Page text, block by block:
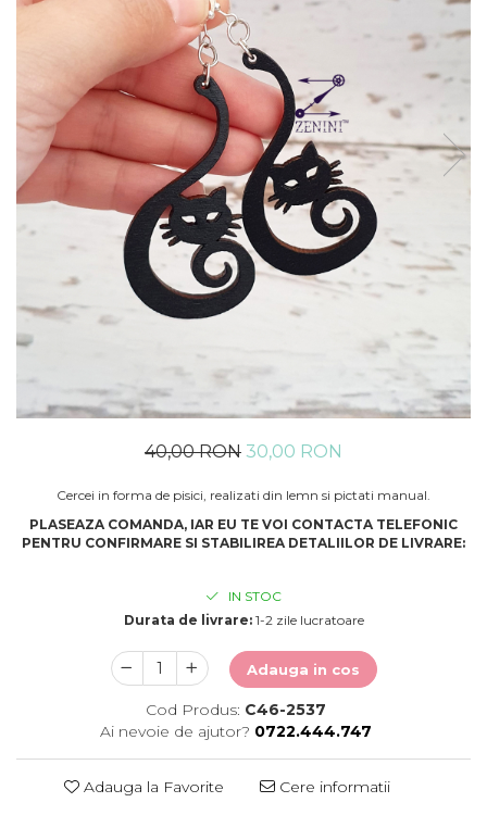
40,00 RON 30,00 RON
Cercei in forma de pisici, realizati din lemn si pictati manual.
PLASEAZA COMANDA, IAR EU TE VOI CONTACTA TELEFONIC
PENTRU CONFIRMARE SI STABILIREA DETALIILOR DE LIVRARE:
IN STOC
Durata de livrare:1-2 zile lucratoare
Adauga in cos
Cod Produs: C46-2537
Ai nevoie de ajutor? 0722.444.747
Adauga la Favorite Cere informatii